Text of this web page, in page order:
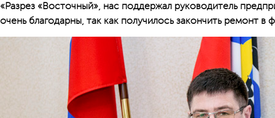
«Разрез «Восточный», нас поддержал руководитель
очень благодарны, так как получилось закончить ремонт в